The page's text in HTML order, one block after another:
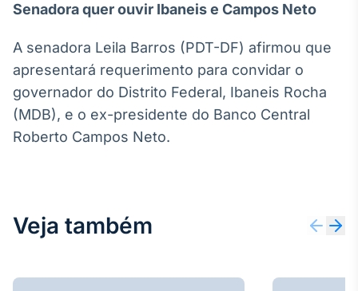
Gestão de
Investimentos
Em breve
Senadora quer ouvir Ibaneis e Campos Neto
A senadora Leila Barros (PDT-DF) afirmou que
apresentará requerimento para convidar o
governador do Distrito Federal, Ibaneis Rocha
(MDB), e o ex-presidente do Banco Central
Roberto Campos Neto.
Veja também